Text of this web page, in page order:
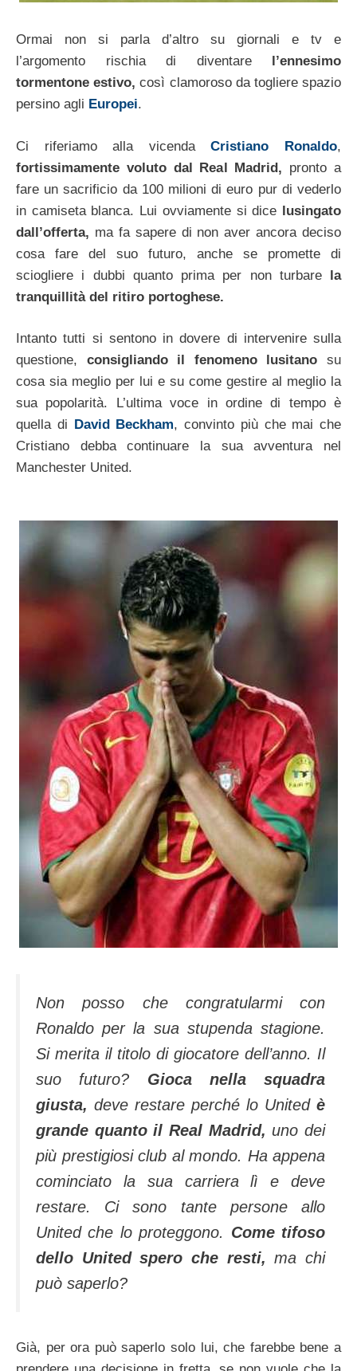
Ormai non si parla d’altro su giornali e tv e
l’argomento rischia di diventarel’ennesimo
tormentone estivo, così clamoroso da togliere spazio
persino agli Europei.
Ci riferiamo alla vicendaCristiano Ronaldo,
fortissimamente voluto dal Real Madrid, pronto a
fare un sacrificio da 100 milioni di euro pur di vederlo
in camiseta blanca. Lui ovviamente si dice lusingato
dall’offerta, ma fa sapere di non aver ancora deciso
cosa fare del suo futuro, anche se promette di
sciogliere i dubbi quanto prima per non turbarela
tranquillità del ritiro portoghese.
Intanto tutti si sentono in dovere di intervenire sulla
questione, consigliando il fenomeno lusitano su
cosa sia meglio per lui e su come gestire al meglio la
sua popolarità. L’ultima voce in ordine di tempo è
quella di David Beckham, convinto più che mai che
Cristiano debba continuare la sua avventura nel
Manchester United.
Non posso che congratularmi con
Ronaldo per la sua stupenda stagione.
Si merita il titolo di giocatore dell’anno. Il
suo futuro? Gioca nella squadra
giusta, deve restare perché lo United è
grande quanto il Real Madrid, uno dei
più prestigiosi club al mondo. Ha appena
cominciato la sua carriera lì e deve
restare. Ci sono tante persone allo
United che lo proteggono. Come tifoso
dello United spero che resti,ma chi
può saperlo?
Già, per ora può saperlo solo lui, che farebbe bene a